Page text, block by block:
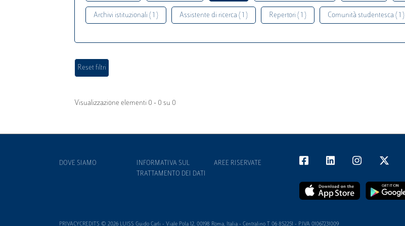
Archivi istituzionali ( 1 ) Assistente di ricerca ( 1 ) Repertori ( 1 ) Comunità studentesca ( 1 )
Visualizzazione elementi 0 - 0 su 0
DOVE SIAMO
INFORMATIVA SUL
TRATTAMENTO DEI DATI
AREE RISERVATE
PRIVACYCREDITS © 2026 LUISS Guido Carli - Viale Pola 12, 00198 Roma, Italia - Centralino T 06 852251 - P.IVA 01067231009